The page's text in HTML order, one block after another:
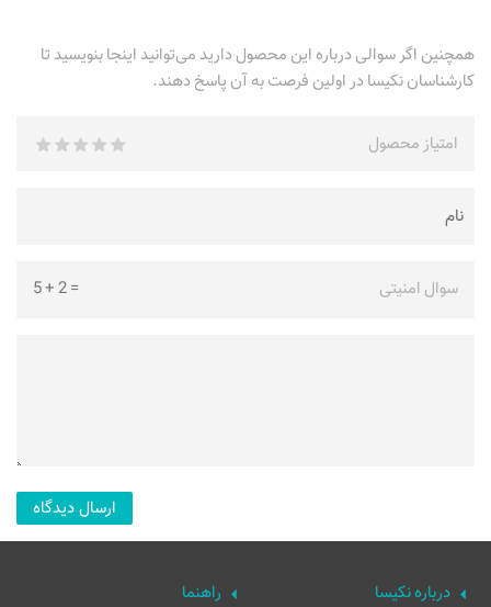
همچنین اگر سوالی درباره این محصول دارید می‌توانید اینجا بنویسید تا
کارشناسان نکیسا در اولین فرصت به آن پاسخ دهند.
امتیاز محصول
سوال امنیتی =
2
+
5
درباره نکیسا راهنما